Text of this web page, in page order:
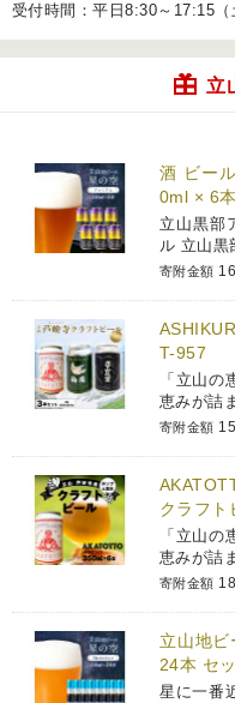
受付時間：平日8:30～17:15（
立
酒 ビー
0ml × 6
立山黒部
ル 立山
寄附金額
T-957
「立山
恵みが詰
寄附金額
クラフ
「立山
恵みが詰
寄附金額
立山地
24本 セ
星に一番